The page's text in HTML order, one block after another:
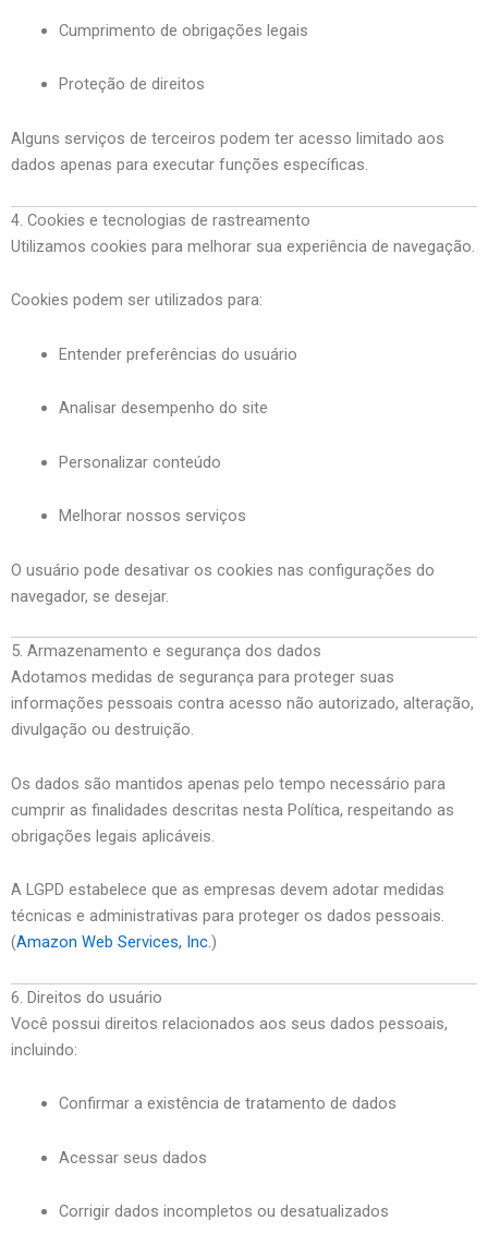
Cumprimento de obrigações legais
Proteção de direitos
Alguns serviços de terceiros podem ter acesso limitado aos
dados apenas para executar funções específicas.
4. Cookies e tecnologias de rastreamento
Utilizamos cookies para melhorar sua experiência de navegação.
Cookies podem ser utilizados para:
Entender preferências do usuário
Analisar desempenho do site
Personalizar conteúdo
Melhorar nossos serviços
O usuário pode desativar os cookies nas configurações do
navegador, se desejar.
5. Armazenamento e segurança dos dados
Adotamos medidas de segurança para proteger suas
informações pessoais contra acesso não autorizado, alteração,
divulgação ou destruição.
Os dados são mantidos apenas pelo tempo necessário para
cumprir as finalidades descritas nesta Política, respeitando as
obrigações legais aplicáveis.
A LGPD estabelece que as empresas devem adotar medidas
técnicas e administrativas para proteger os dados pessoais.
(Amazon Web Services, Inc.)
6. Direitos do usuário
Você possui direitos relacionados aos seus dados pessoais,
incluindo:
Confirmar a existência de tratamento de dados
Acessar seus dados
Corrigir dados incompletos ou desatualizados